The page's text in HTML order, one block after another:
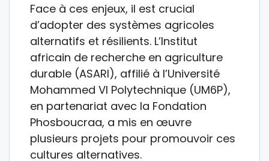
Face à ces enjeux, il est crucial
d’adopter des systèmes agricoles
alternatifs et résilients. L’Institut
africain de recherche en agriculture
durable (ASARI), affilié à l’Université
Mohammed VI Polytechnique (UM6P),
en partenariat avec la Fondation
Phosboucraa, a mis en œuvre
plusieurs projets pour promouvoir ces
cultures alternatives.